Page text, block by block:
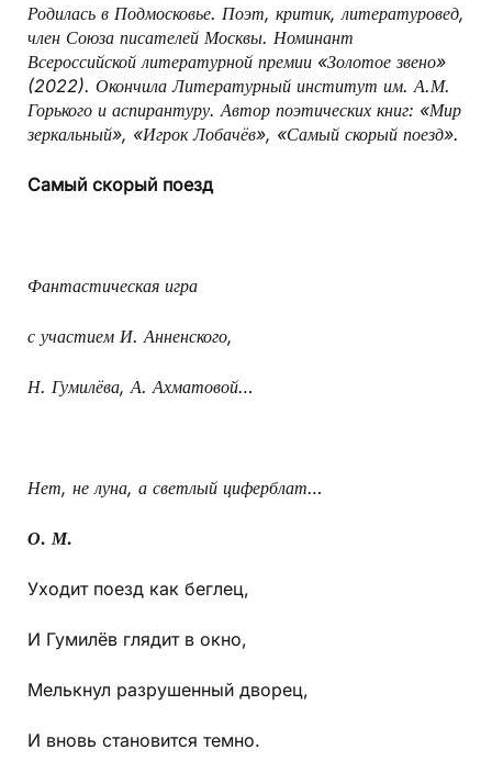
Родилась в Подмосковье. Поэт, критик, литературовед,
член Союза писателей Москвы. Номинант
Всероссийской литературной премии «Золотое звено»
(2022). Окончила Литературный институт им. А.М.
Горького и аспирантуру. Автор поэтических книг: «Мир
зеркальный», «Игрок Лобачёв», «Самый скорый поезд».
Самый скорый поезд
Фантастическая игра
с участием И. Анненского,
Н. Гумилёва, А. Ахматовой…
Нет, не луна, а светлый циферблат…
О. М.
Уходит поезд как беглец,
И Гумилёв глядит в окно,
Мелькнул разрушенный дворец,
И вновь становится темно.